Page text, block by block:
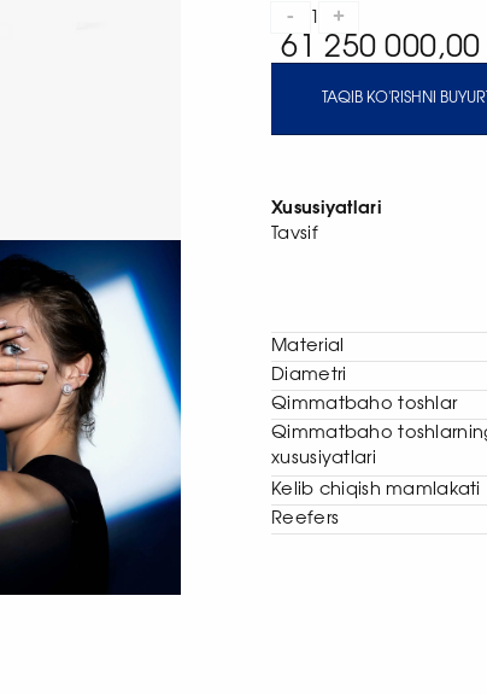
- +
61 250 000,00
TAQIB KO'RISHNI
Xususiyatlari
Tavsif
Material
Diametri
Qimmatbaho toshlar
Qimmatbaho
xususiyatlari
Kelib chiqish mamlakati
Reefers